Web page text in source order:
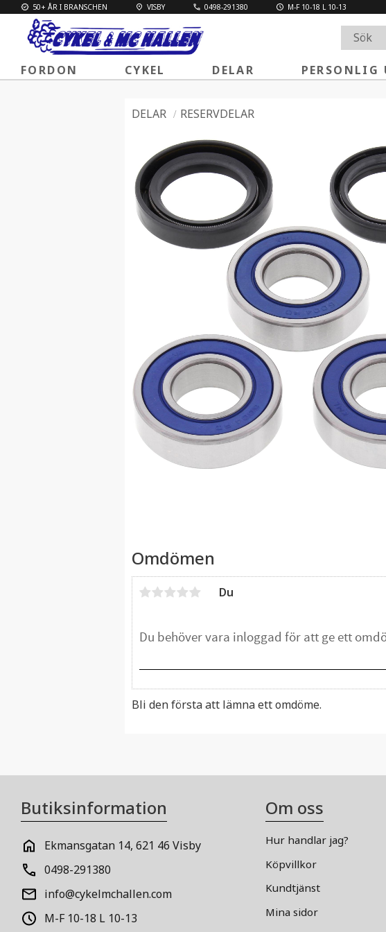
50+ ÅR I BRANSCHEN VISBY 0498-291380 M-F 10-18 L 10-13
FORDON CYKEL DELAR PERSONLIG
DELAR RESERVDELAR
Omdömen
Du
Bli den första att lämna ett omdöme.
Butiksinformation
Ekmansgatan 14, 621 46 Visby
0498-291380
info@cykelmchallen.com
M-F 10-18 L 10-13
Om oss
Hur handlar jag?
Köpvillkor
Kundtjänst
Mina sidor